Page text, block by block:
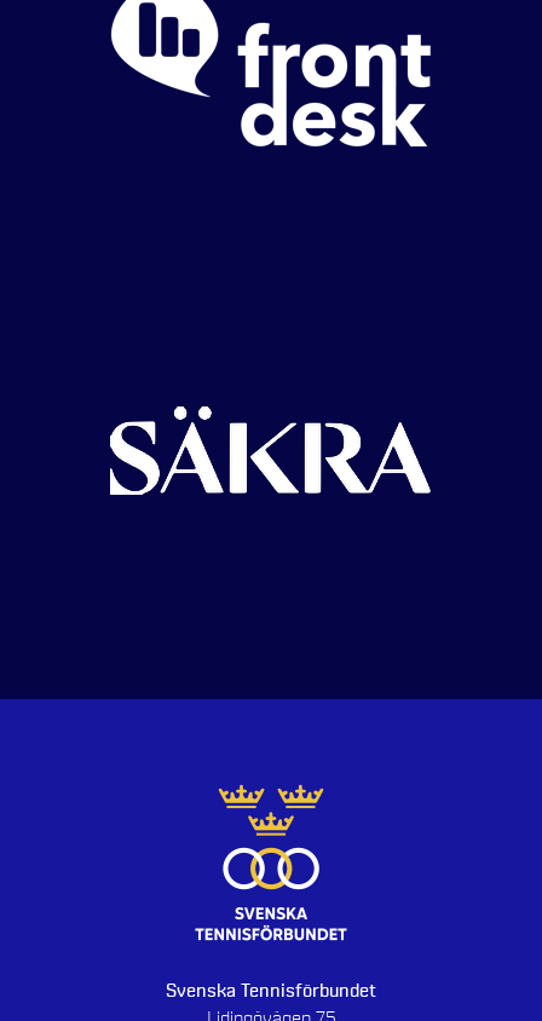
Svenska Tennisförbundet